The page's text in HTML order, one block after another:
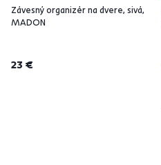
Závesný organizér na dvere, sivá,
MADON
23 €